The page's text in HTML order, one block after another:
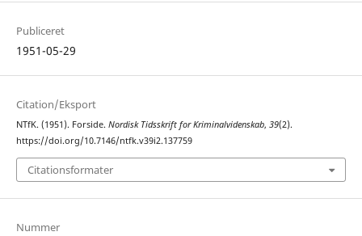
Publiceret
1951-05-29
Citation/Eksport
NTfK. (1951). Forside. Nordisk Tidsskrift for Kriminalvidenskab, 39(2).
https://doi.org/10.7146/ntfk.v39i2.137759
Citationsformater
Nummer